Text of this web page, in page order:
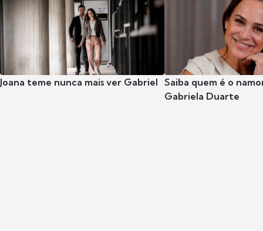
Joana teme nunca mais ver Gabriel Saiba quem é o
Gabriela Duarte